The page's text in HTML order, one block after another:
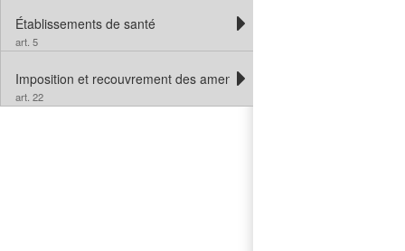
Établissements de santé
art. 5
Imposition et recouvrement des amendes
art. 22